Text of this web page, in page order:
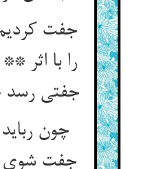
جفت
را با اثر
جفتی رسد
چون
جفت